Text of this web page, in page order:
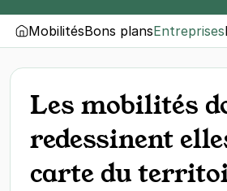
MobilitésBons plansEntreprises
Les mobilités
redessinent
carte du